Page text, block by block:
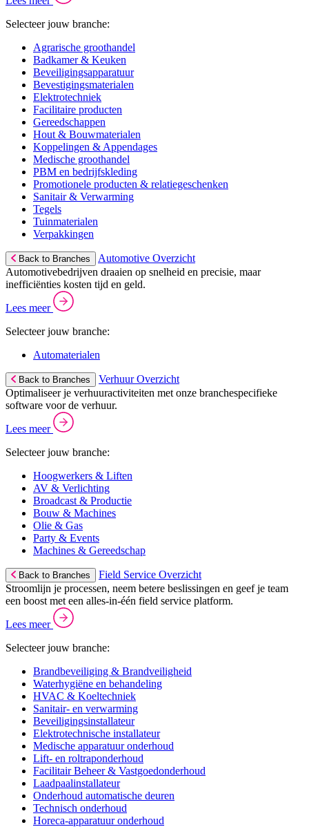
Selecteer jouw branche:
Agrarische groothandel
Badkamer & Keuken
Beveiligingsapparatuur
Bevestigingsmaterialen
Elektrotechniek
Facilitaire producten
Gereedschappen
Hout & Bouwmaterialen
Koppelingen & Appendages
Medische groothandel
PBM en bedrijfskleding
Promotionele producten & relatiegeschenken
Sanitair & Verwarming
Tegels
Tuinmaterialen
Verpakkingen
Back to Branches
Automotive Overzicht
Automotivebedrijven draaien op snelheid en precisie, maar
inefficiënties kosten tijd en geld.
Lees meer
Selecteer jouw branche:
Automaterialen
Back to Branches
Verhuur Overzicht
Optimaliseer je verhuuractiviteiten met onze branchespecifieke
software voor de verhuur.
Lees meer
Selecteer jouw branche:
Hoogwerkers & Liften
AV & Verlichting
Broadcast & Productie
Bouw & Machines
Olie & Gas
Party & Events
Machines & Gereedschap
Back to Branches
Field Service Overzicht
Stroomlijn je processen, neem betere beslissingen en geef je team
een boost met een alles-in-één field service platform.
Lees meer
Selecteer jouw branche:
Brandbeveiliging & Brandveiligheid
Waterhygiëne en behandeling
HVAC & Koeltechniek
Sanitair- en verwarming
Beveiligingsinstallateur
Elektrotechnische installateur
Medische apparatuur onderhoud
Lift- en roltraponderhoud
Facilitair Beheer & Vastgoedonderhoud
Laadpaalinstallateur
Onderhoud automatische deuren
Technisch onderhoud
Horeca-apparatuur onderhoud